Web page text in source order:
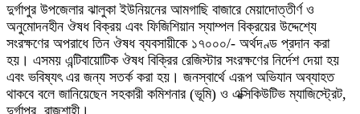
দুর্গাপুর উপজেলার ঝালুকা ইউনিয়নের আমগাছি বাজারে মেয়াদোত্তীর্ণ ও
অনুমোদনহীন ঔষধ বিক্রয় এবং ফিজিশিয়ান স্যাম্পল বিক্রয়ের উদ্দেশ্যে
সংরক্ষণের অপরাধে তিন ঔষধ ব্যবসায়ীকে ১৭০০০/- অর্থদণ্ড প্রদান করা
হয়। এসময় এন্টিবায়োটিক ঔষধ বিক্রির রেজিস্টার সংরক্ষণের নির্দেশ দেয়া হয়
এবং ভবিষ্যৎ এর জন্য সতর্ক করা হয়। জনস্বার্থে এরূপ অভিযান অব্যাহত
থাকবে বলে জানিয়েছেন সহকারী কমিশনার (ভূমি) ও এক্সিকিউটিভ ম্যাজিস্ট্রেট,
দুর্গাপুর, রাজশাহী।